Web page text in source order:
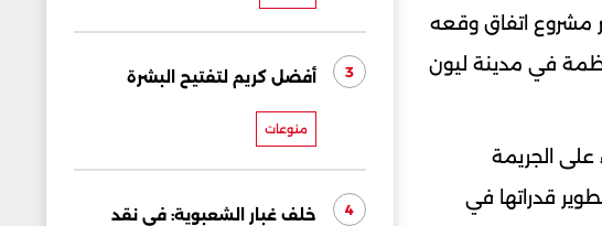
مشروع اتفاق وقعه
في مدينة ليون
على الجريمة
قدراتها في
3 أفضل كريم لتفتيح البشرة
منوعات
4
خلف غبار الشعبوية: في نقد